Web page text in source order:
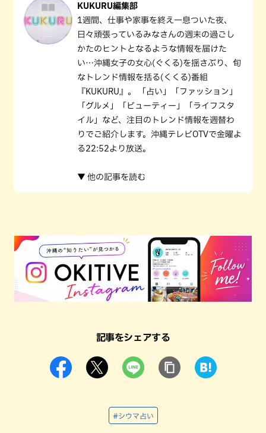
KUKURU編集部
1週間、仕事や家事を終え一息ついた夜、
日々頑張っているみなさんの週末の過ごし
かたのヒントとなるような情報を届けた
い…沖縄女子の女心(ぐくる)を揺さぶり、旬
なトレンド情報を括る(くくる)番組
『KUKURU』。 「占い」「ファッション」
「グルメ」「ビューティー」「ライフスタ
イル」など、注目のトレンド情報を週替わ
りでご紹介します。沖縄テレビOTVで金曜よ
る22:52より放送。
▼ 他の記事を読む
記事をシェアする
#シウマ占い